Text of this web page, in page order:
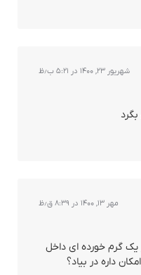
شهریور ۲۳, ۱۴۰۰ در ۵:۲۱ ب٫ظ
مهر ۱۳, ۱۴۰۰ در ۸:۳۹ ق٫ظ
گرم خورده ای داخل
داره در بیاد؟